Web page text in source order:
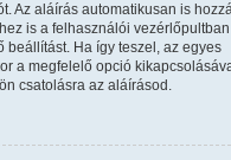
Az aláírás automatikusan is
is a felhasználói vezérlőpultban
beállítást. Ha így teszel, az egyes
a megfelelő opció
csatolásra az aláírásod.